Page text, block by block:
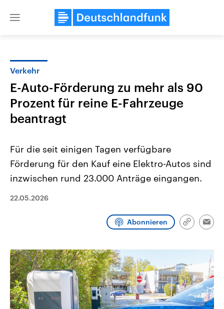
Close
Landtagswahl Sachsen-Anhalt
2026
Sachsen-Anhalt wählt am 6.
Bundesland von einer Koalition aus
und Hintergründe zu den Parteien
und Kandidaten der anstehenden
Wahl.
USA
Aktuelle Beiträge,
den mächtigsten Ländern
mit großem Einfluss auf
aktuelle Weltgeschehen.
Sendungen Programm
Audio-Archiv
Verkehr
E-Auto-Förderung zu mehr als 90
Prozent für reine E-Fahrzeuge
beantragt
Für die seit einigen Tagen verfügbare
Förderung für den Kauf eine Elektro-Autos sind
inzwischen rund 23.000 Anträge eingangen.
22.05.2026
Abonnieren
Link